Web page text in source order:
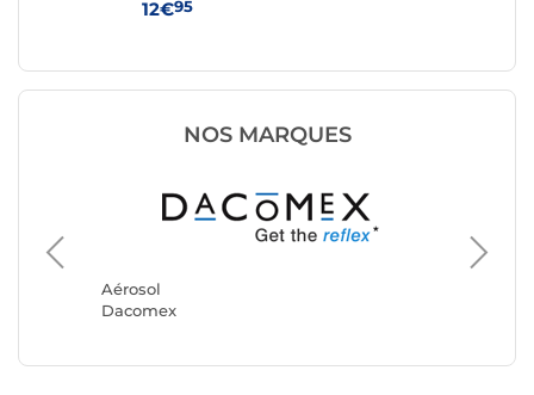
12€95
NOS MARQUES
Aérosol
Dacomex